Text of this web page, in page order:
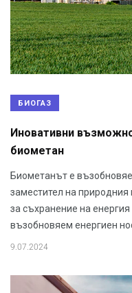
БИОГАЗ
Иновативни
биометан
Биометанът е
заместител на природния
за съхранение на
възобновяем енергиен
9.07.2024